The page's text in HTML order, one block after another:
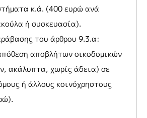
κ.ά. (400 ευρώ ανά
ή συσκευασία).
του άρθρου 9.3.α:
αποβλήτων οικοδομικών
ακάλυπτα, χωρίς άδεια) σε
ή άλλους κοινόχρηστους